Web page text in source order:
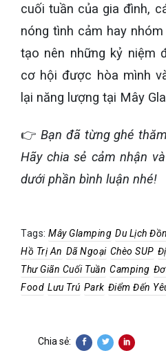
cuối tuần của gia đình,
nóng tình cảm hay
tạo nên những kỷ niệm
cơ hội được hòa mình
lại năng lượng tại Mây
👉Bạn đã từng ghé
Hãy chia sẻ cảm nhận
dưới phần bình luận nhé!
Tags: Mây Glamping Du Lịch
Hồ Trị An Dã Ngoại Chèo SUP
Thư Giãn Cuối Tuần Camping
Food Lưu Trú Park Điểm Đến
Chia sẻ: